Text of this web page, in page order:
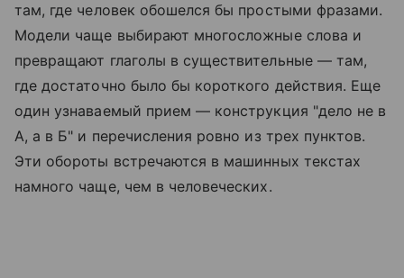
там, где человек обошелся бы простыми фразами.
Модели чаще выбирают многосложные слова и
превращают глаголы в существительные — там,
где достаточно было бы короткого действия. Еще
один узнаваемый прием — конструкция "дело не в
А, а в Б" и перечисления ровно из трех пунктов.
Эти обороты встречаются в машинных текстах
намного чаще, чем в человеческих.